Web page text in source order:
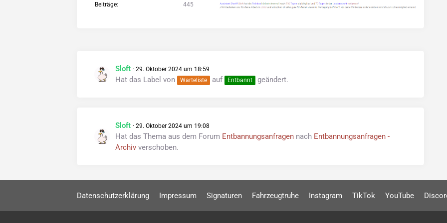
Beiträge 445
Sloft 29. Oktober 2024 um 18:59
Hat das Label von Warteliste auf Entbannt geändert.
Sloft 29. Oktober 2024 um 19:08
Hat das Thema aus dem Forum Entbannungsanfragen nach Entbannungsanfragen -
Archiv verschoben.
Datenschutzerklärung Impressum Signaturen Fahrzeugtruhe Instagram TikTok YouTube